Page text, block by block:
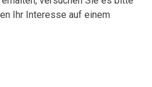
Ihr Interesse auf einem